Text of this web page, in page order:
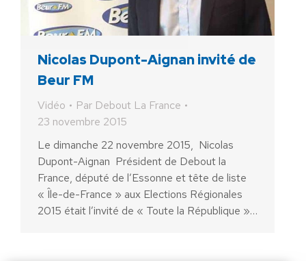
Nicolas Dupont-Aignan invité de
Beur FM
Vidéo Par Debout La France
23 novembre 2015
Le dimanche 22 novembre 2015, Nicolas
Dupont-Aignan Président de Debout la
France, député de l’Essonne et tête de liste
« Île-de-France » aux Elections Régionales
2015 était l’invité de « Toute la République »…